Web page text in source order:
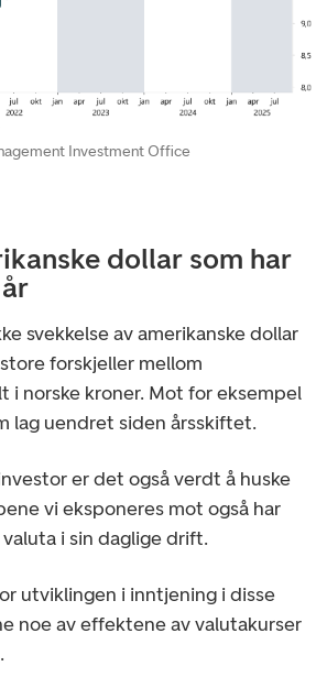
Investment Office
dollar som har
svekkelse av amerikanske dollar
forskjeller mellom
i norske kroner. Mot for eksempel
lag uendret siden årsskiftet.
er det også verdt å huske
vi eksponeres mot også har
i sin daglige drift.
utviklingen i inntjening i disse
noe av effektene av valutakurser